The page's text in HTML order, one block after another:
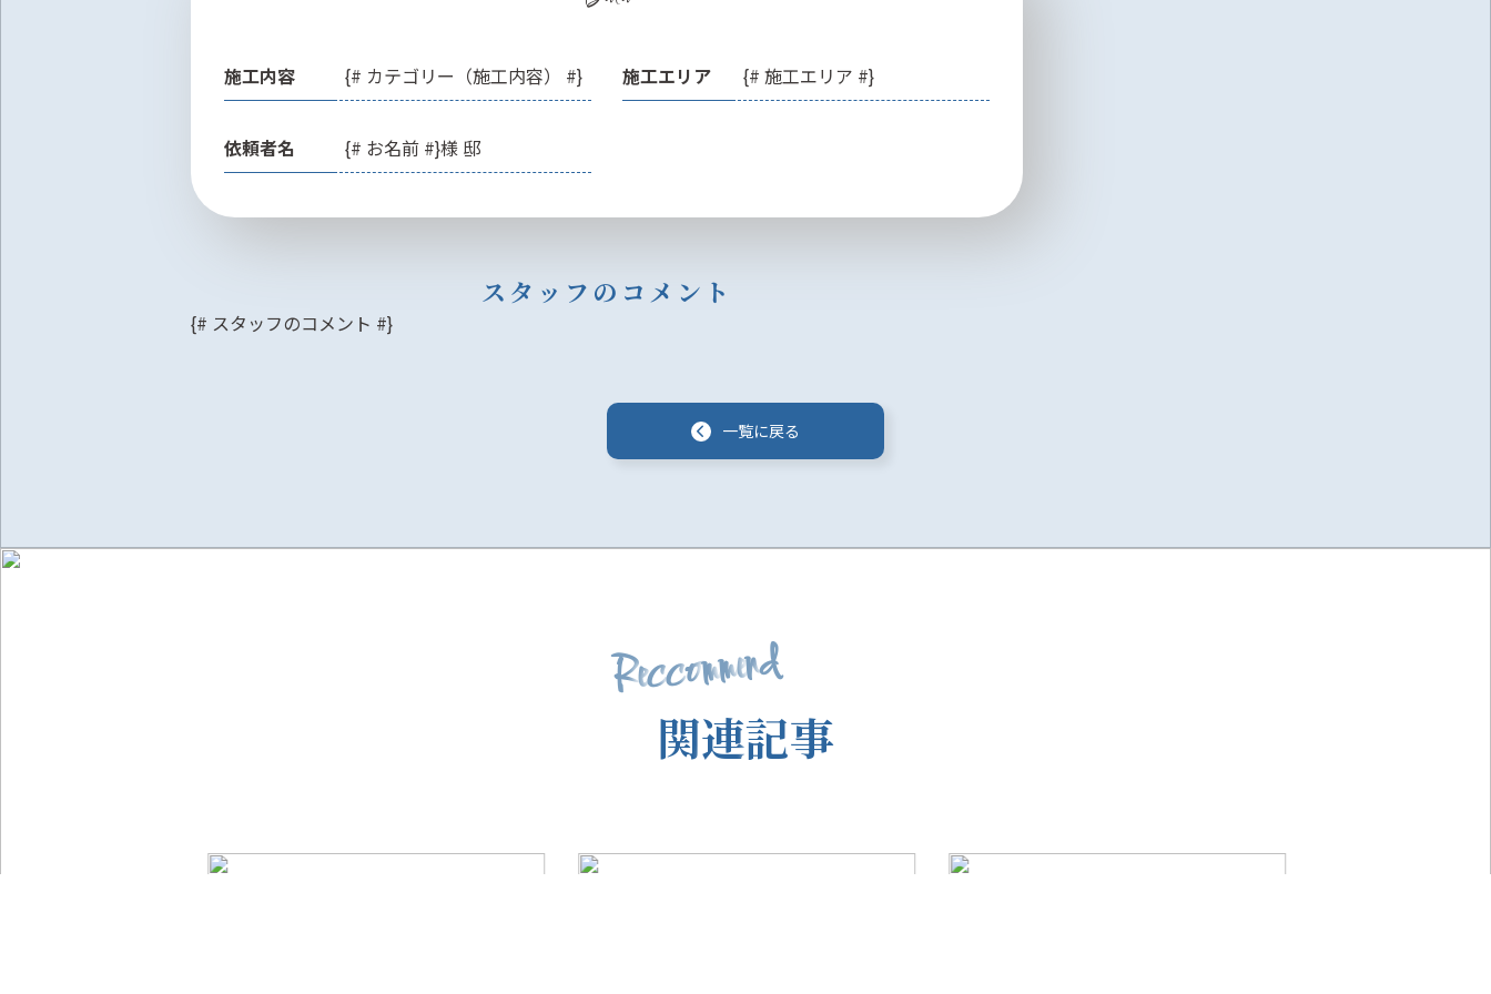
施工内容 {# カテゴリー（施工内容） #} 施工エリア {# 施工エリア #}
依頼者名 {# お名前 #}様 邸
スタッフのコメント
{# スタッフのコメント #}
一覧に戻る
Reccommend
関連記事